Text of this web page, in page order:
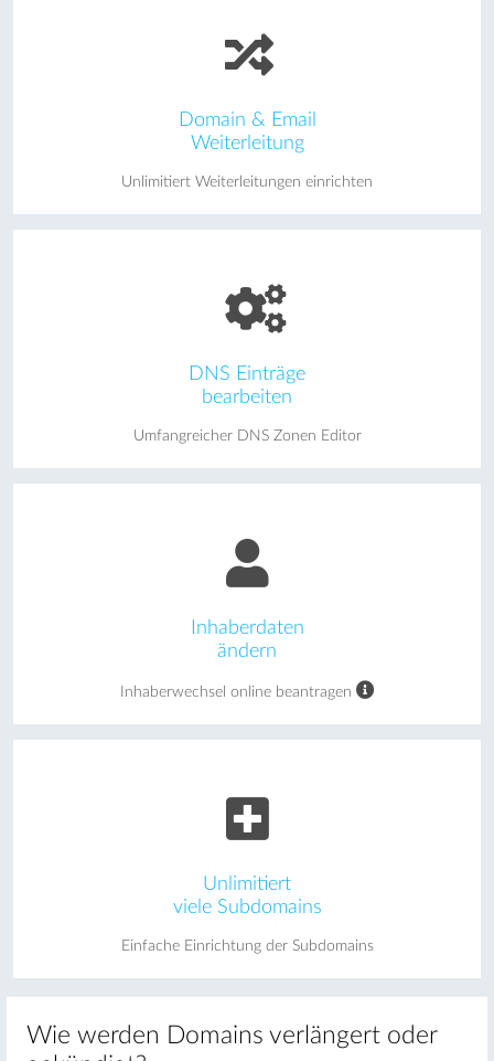
Domain & Email
Weiterleitung
Unlimitiert Weiterleitungen einrichten
DNS Einträge
bearbeiten
Umfangreicher DNS Zonen Editor
Inhaberdaten
ändern
Inhaberwechsel online beantragen
Unlimitiert
viele Subdomains
Einfache Einrichtung der Subdomains
Wie werden Domains verlängert oder